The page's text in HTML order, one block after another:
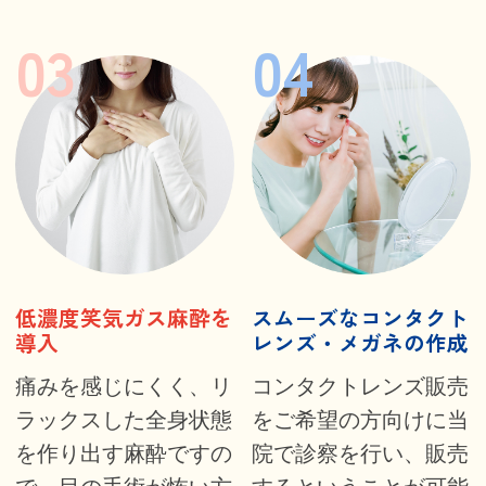
低濃度笑気ガス麻酔を
導入
痛みを感じにくく、リ
ラックスした全身状態
を作り出す麻酔ですの
スムーズなコンタクト
レンズ・メガネの作成
コンタクトレンズ販売
をご希望の方向けに当
院で診察を行い、販売